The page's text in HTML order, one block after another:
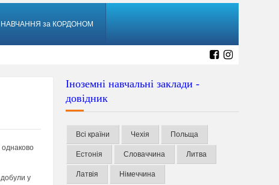
НАВЧАННЯ за КОРДОНОМ
у
Іноземні навчальні заклади -
довідник
Всі країни Чехія Польща
Естонія Словаччина Литва
Латвія Німеччина